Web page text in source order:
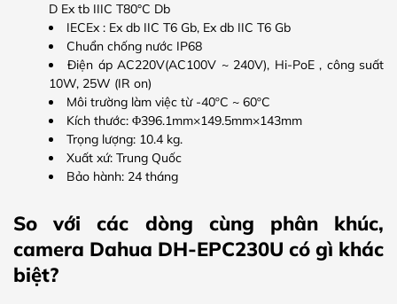
D Ex tb IIIC T80°C Db
IECEx : Ex db IIC T6 Gb, Ex db IIC T6 Gb
Chuẩn chống nước IP68
Điện áp AC220V(AC100V ~ 240V), Hi-PoE , công suất
10W, 25W (IR on)
Môi trường làm việc từ -40ºC ~ 60ºC
Kích thước: Φ396.1mm×149.5mm×143mm
Trọng lượng: 10.4 kg.
Xuất xứ: Trung Quốc
Bảo hành: 24 tháng
So với các dòng cùng phân khúc,
camera Dahua DH-EPC230U có gì khác
biệt?